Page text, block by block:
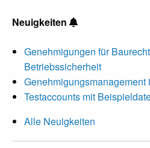
Neuigkeiten
Genehmigungen für
Betriebssicherheit
Genehmigungsmanagement
Testaccounts mit
Alle Neuigkeiten